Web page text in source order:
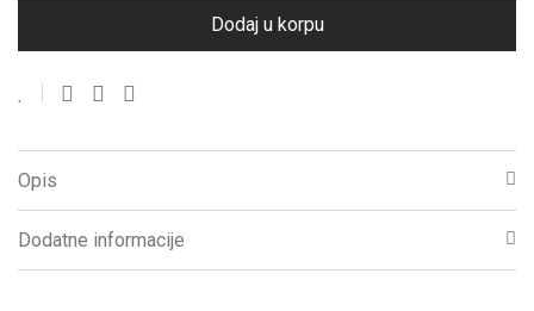
Dodaj u korpu
Opis
Dodatne informacije